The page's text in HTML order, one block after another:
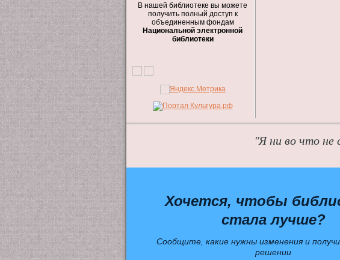
В нашей библиотеке вы можете
получить полный доступ к
объединенным фондам
Национальной электронной
библиотеки
"Я ни во что не
Хочется, чтобы
стала лучше?
Сообщите, какие нужны изменения и
решении